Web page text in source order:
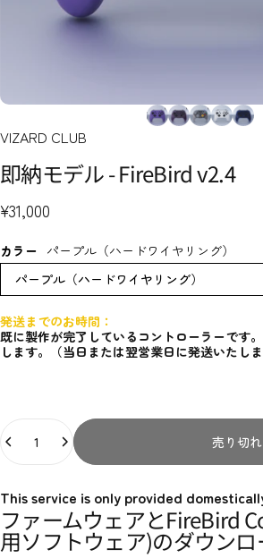
VIZARD CLUB
即納モデル-FireBirdv2.4
¥31,000
カラー
パープル（ハードワイヤリング）
パープル（ハードワイヤリング）
発送までのお時間：
既に製作が完了しているコントローラーです
します。（当日または翌営業日に発送いたしま
売り切れ
This service is only provided
ファームウェアとFireBird
用ソフトウェア)のダウン